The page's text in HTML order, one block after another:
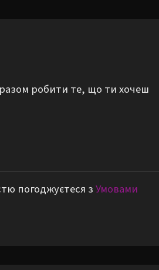
робити те, що ти хочеш
погоджуєтеся зУмовами